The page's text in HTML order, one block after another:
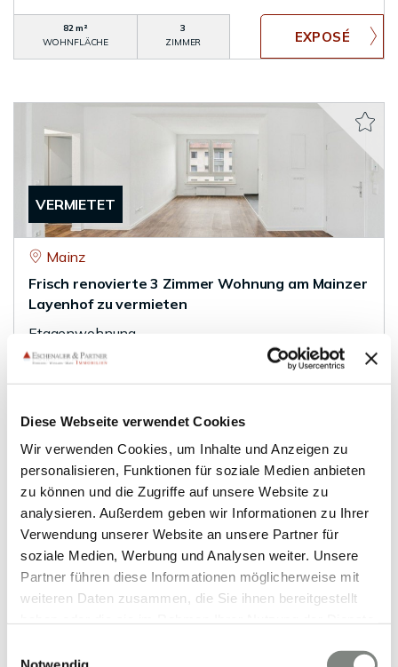
Diese Webseite verwendet Cookies
Wir verwenden Cookies, um Inhalte und Anzeigen zu
personalisieren, Funktionen für soziale Medien anbieten
zu können und die Zugriffe auf unsere Website zu
analysieren. Außerdem geben wir Informationen zu Ihrer
Verwendung unserer Website an unsere Partner für
soziale Medien, Werbung und Analysen weiter. Unsere
Partner führen diese Informationen möglicherweise mit
weiteren Daten zusammen, die Sie ihnen bereitgestellt
Cookies, wenn Sie unsere Webseite weiterhin nutzen.
82 m²
WOHNFLÄCHE
3
ZIMMER
VERMIETET
Mainz
Frisch renovierte 3 Zimmer Wohnung am Mainzer
Layenhof zu vermieten
Etagenwohnung
WOHNFLÄCHE
ZIMMER
VERMIETET
Heidelberg
Barrierefreie und luxuriöse Maisonett-Wohnung